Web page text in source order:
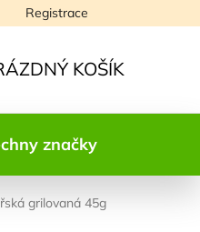
Registrace
KOŠÍK
značky
grilovaná 45g